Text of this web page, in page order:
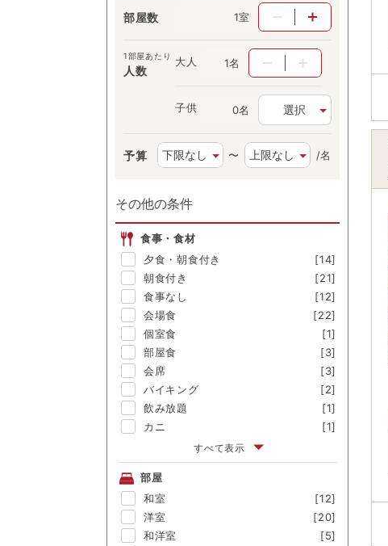
部屋数 室
1部屋あたり
人数
大人 名
子供 名 選択
予算 〜 /名
その他の条件
食事・食材
夕食・朝食付き
[14]
朝食付き
[21]
食事なし
[12]
会場食
[22]
個室食
[1]
部屋食
[3]
会席
[3]
バイキング
[2]
飲み放題
[1]
カニ
[1]
アワビ
[-]
金目鯛
舟盛
[-]
ブランド牛
[-]
囲炉裏料理
[-]
すべて表示
部屋
和室
[12]
洋室
[20]
和洋室
[5]